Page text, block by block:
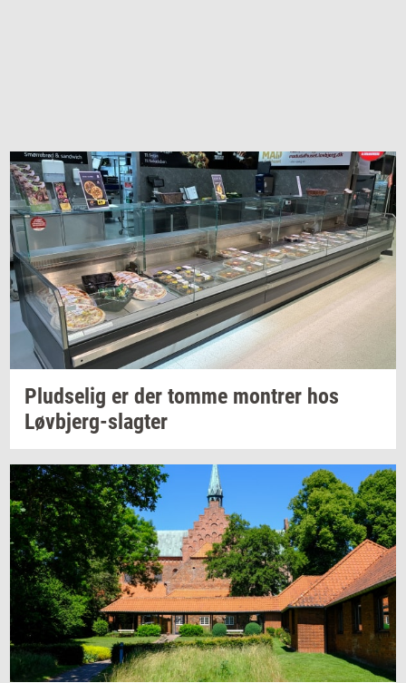
Plud­se­lig er der tomme mon­trer hos
Løvbjerg-​slagter